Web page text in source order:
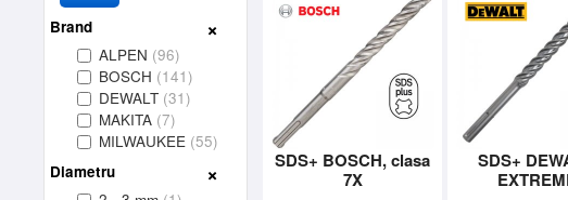
Brand
ALPEN (96)
BOSCH (141)
DEWALT (31)
MAKITA (7)
MILWAUKEE (55)
Diametru
SDS+ BOSCH, clasa
7X
SDS+